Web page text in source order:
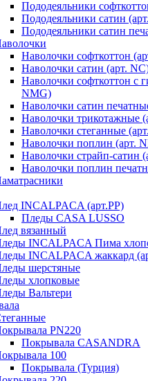
Пододеяльники
Пододеяльники сатин
Пододеяльники сатин
Наволочки софткоттон
Наволочки сатин (арт.
Наволочки софткоттон с
NMG)
Наволочки сатин
Наволочки трикотажные
Наволочки стеганные
Наволочки поплин (арт.
Наволочки страйп-сатин
Наволочки поплин
INCALPACA (арт.PP)
Пледы CASA LUSSO
вязанный
INCALPACA Пима
INCALPACA жаккард
шерстяные
хлопковые
Вальтери
PN220
Покрывала CASANDRA
100
Покрывала (Турция)